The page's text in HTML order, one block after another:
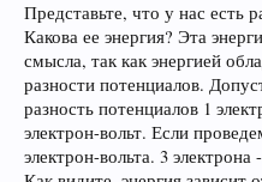
Представьте, что у нас есть
Какова ее энергия? Эта
смысла, так как энергией
разности потенциалов.
разность потенциалов 1
электрон-вольт. Если
электрон-вольта. 3